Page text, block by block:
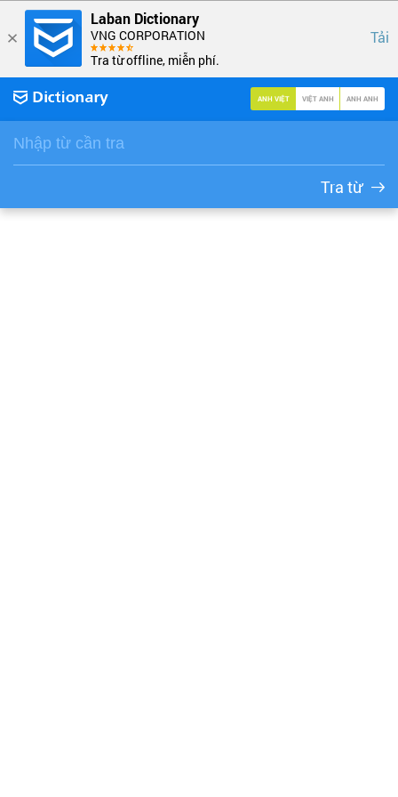
Laban Dictionary
VNG CORPORATION
Tra từ offline, miễn phí.
Tải
ANH VIỆT VIỆT ANH ANH ANH
Tra từ